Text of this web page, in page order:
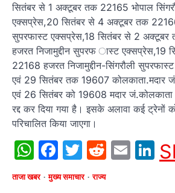
सितंबर से 1 अक्टूबर तक 22165 भोपाल
एक्सप्रेस,20 सितंबर से 4 अक्टूबर तक 22166
सुपरफास्ट एक्सप्रेस,18 सितंबर से 2 अक्टूबर
हजरत निजामुद्दीन सुपरफ ास्ट एक्सप्रेस,19
22168 हजरत निजामुद्दीन-सिंगरौली
एवं 29 सितंबर तक 19607 कोलकाता.मदार
एवं 26 सितंबर को 19608 मदार
रद्द कर दिया गया है। इसके अलावा कई ट्रेनों को
परिचालित किया जाएगा।
WhatsApp
Facebook
Twitter
Reddit
ताजा खबर मुख्य समाचार राज्य